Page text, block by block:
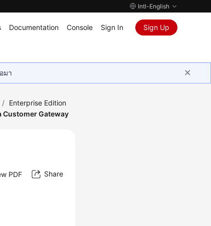
Intl-English
Documentation Console Sign In Sign Up
มา
/ Enterprise Edition
Customer Gateway
PDF Share